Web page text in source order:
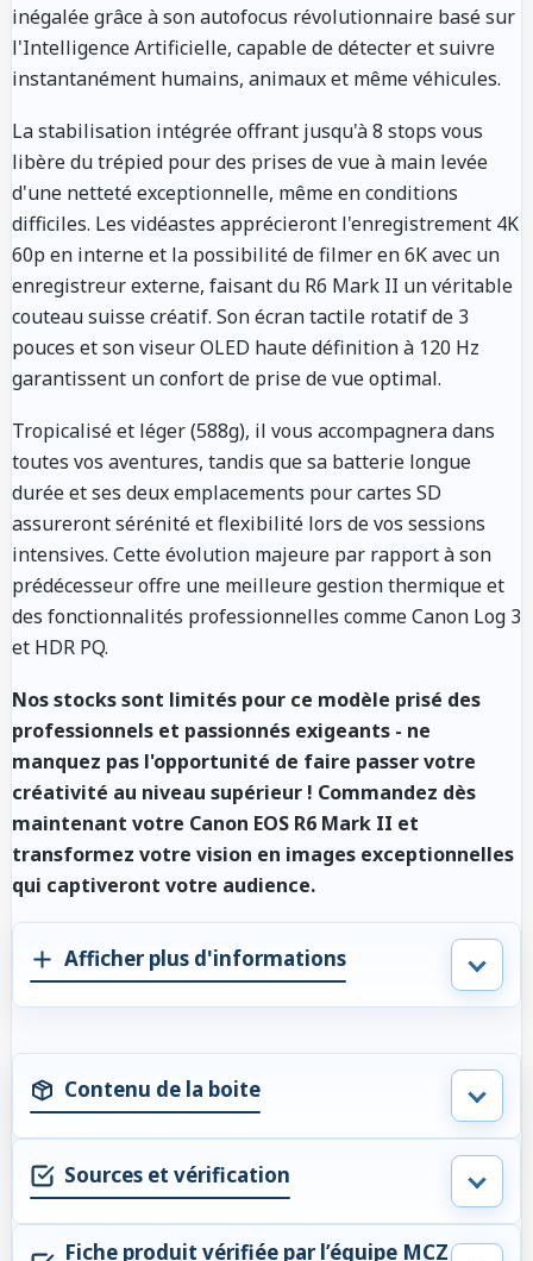
inégalée grâce à son autofocus révolutionnaire basé sur
l'Intelligence Artificielle, capable de détecter et suivre
instantanément humains, animaux et même véhicules.
La stabilisation intégrée offrant jusqu'à 8 stops vous
libère du trépied pour des prises de vue à main levée
d'une netteté exceptionnelle, même en conditions
difficiles. Les vidéastes apprécieront l'enregistrement 4K
60p en interne et la possibilité de filmer en 6K avec un
enregistreur externe, faisant du R6 Mark II un véritable
couteau suisse créatif. Son écran tactile rotatif de 3
pouces et son viseur OLED haute définition à 120 Hz
garantissent un confort de prise de vue optimal.
Tropicalisé et léger (588g), il vous accompagnera dans
toutes vos aventures, tandis que sa batterie longue
durée et ses deux emplacements pour cartes SD
assureront sérénité et flexibilité lors de vos sessions
intensives. Cette évolution majeure par rapport à son
prédécesseur offre une meilleure gestion thermique et
des fonctionnalités professionnelles comme Canon Log 3
et HDR PQ.
Nos stocks sont limités pour ce modèle prisé des
professionnels et passionnés exigeants - ne
manquez pas l'opportunité de faire passer votre
créativité au niveau supérieur ! Commandez dès
maintenant votre Canon EOS R6 Mark II et
transformez votre vision en images exceptionnelles
qui captiveront votre audience.
Afficher plus d'informations
Contenu de la boite
Sources et vérification
Fiche produit vérifiée par l’équipe MCZ